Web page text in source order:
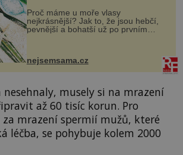
Proč máme u moře vlasy
nejkrásnější? Jak to, že jsou hebčí,
pevnější a bohatší už po prvním
vlasy. ...
nejsemsama.cz
musely si na mrazení
až 60 tisíc korun. Pro
za mrazení spermií mužů, které
léčba, se pohybuje kolem 2000